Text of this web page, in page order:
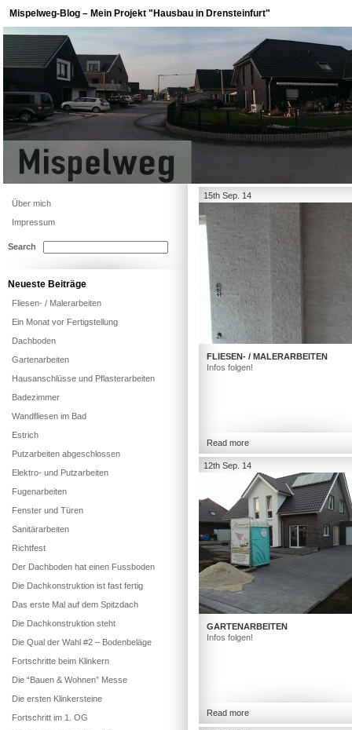
Mispelweg-Blog – Mein Projekt "Hausbau in Drensteinfurt"
15th Sep. 14
FLIESEN- / MALERARBEITEN
Infos folgen!
Read more
12th Sep. 14
GARTENARBEITEN
Infos folgen!
Read more
Über mich
Impressum
Search
Neueste Beiträge
Fliesen- / Malerarbeiten
Ein Monat vor Fertigstellung
Dachboden
Gartenarbeiten
Hausanschlüsse und Pflasterarbeiten
Badezimmer
Wandfliesen im Bad
Estrich
Putzarbeiten abgeschlossen
Elektro- und Putzarbeiten
Fugenarbeiten
Fenster und Türen
Sanitärarbeiten
Richtfest
Der Dachboden hat einen Fussboden
Die Dachkonstruktion ist fast fertig
Das erste Mal auf dem Spitzdach
Die Dachkonstruktion steht
Die Qual der Wahl #2 – Bodenbeläge
Fortschritte beim Klinkern
Die “Bauen & Wohnen” Messe
Die ersten Klinkersteine
Fortschritt im 1. OG